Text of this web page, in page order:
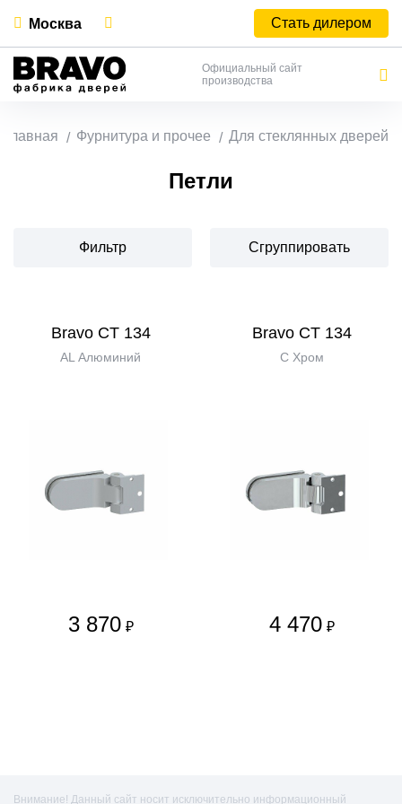
Москва Стать дилером
Официальный сайт
производства
Главная Фурнитура и прочее Для стеклянных дверей
Петли
Фильтр Сгруппировать
Bravo CT 134
AL Алюминий
3 870 ₽
Bravo CT 134
C Хром
4 470 ₽
Внимание! Данный сайт носит исключительно информационный